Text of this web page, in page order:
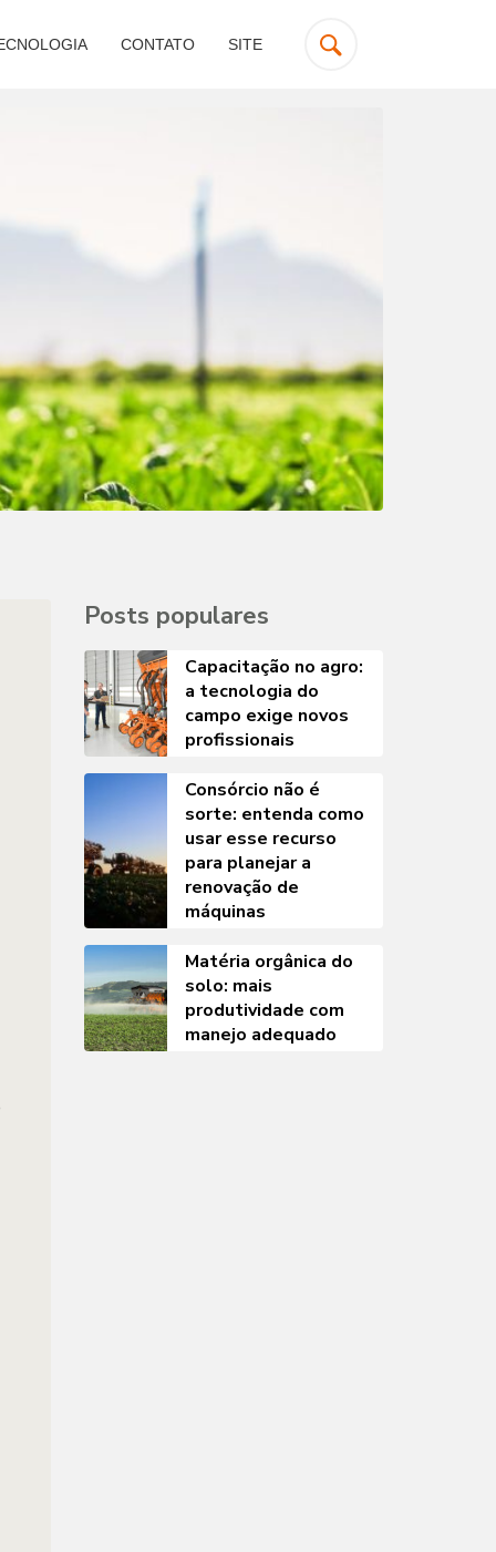
CONTATO SITE
Posts populares
Capacitação no agro:
a tecnologia do
campo exige novos
profissionais
Consórcio não é
sorte: entenda como
usar esse recurso
para planejar a
renovação de
máquinas
Matéria orgânica do
solo: mais
produtividade com
manejo adequado